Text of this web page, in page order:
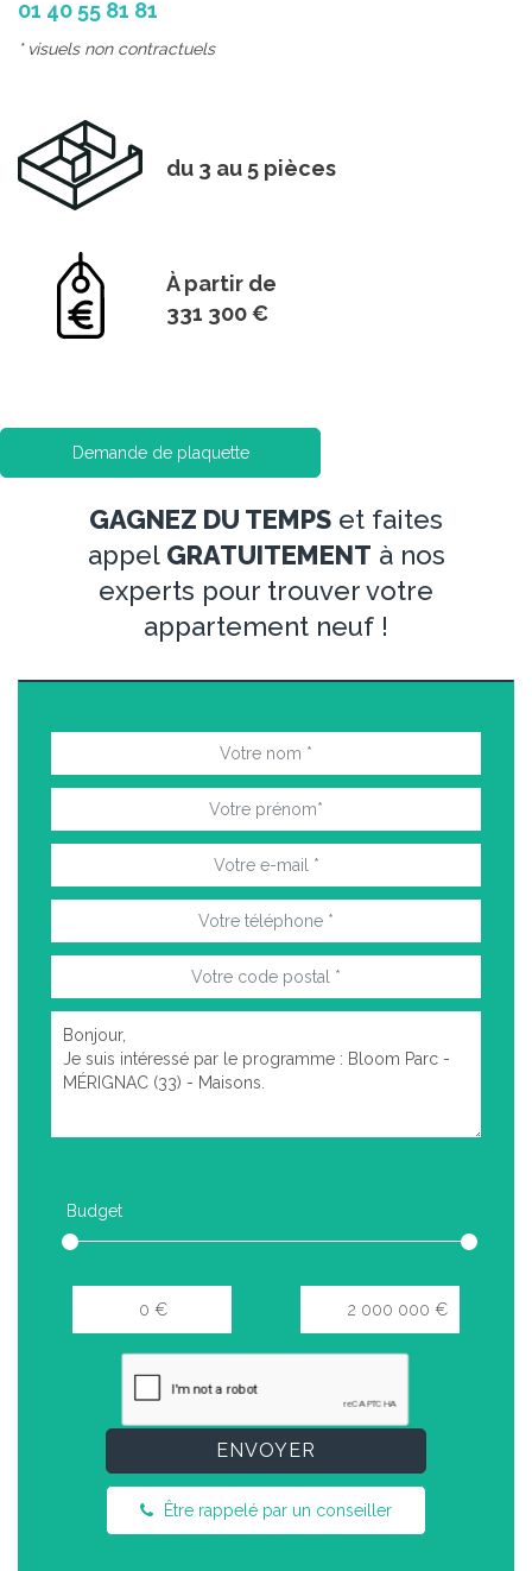
01 40 55 81 81
* visuels non contractuels
du 3 au 5 pièces
À partir de
331 300 €
Demande de plaquette
GAGNEZ DU TEMPS et faites
appel GRATUITEMENT à nos
experts pour trouver votre
appartement neuf !
Budget
ENVOYER
Être rappelé par un conseiller